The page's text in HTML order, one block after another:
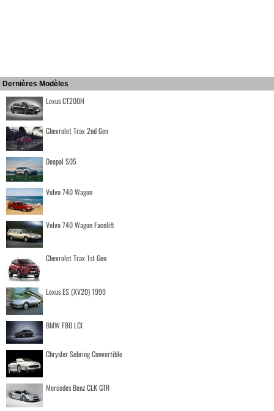
Dernières Modèles
Lexus CT200H
Chevrolet Trax 2nd Gen
Deepal S05
Volvo 740 Wagon
Volvo 740 Wagon Facelift
Chevrolet Trax 1st Gen
Lexus ES (XV20) 1999
BMW F80 LCI
Chrysler Sebring Convertible
Mercedes Benz CLK GTR